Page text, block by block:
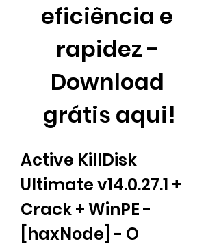
eficiência e
rapidez -
Download
grátis aqui!
Active KillDisk
Ultimate v14.0.27.1 +
Crack + WinPE -
[haxNode] - O